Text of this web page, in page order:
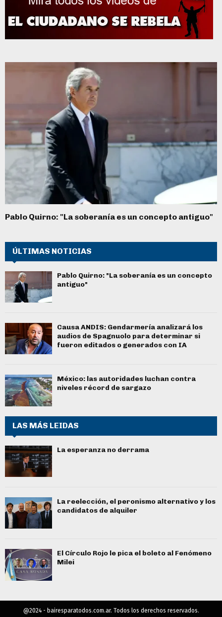
Pablo Quirno: "La soberanía es un concepto antiguo"
ÚLTIMAS NOTICIAS
Pablo Quirno: "La soberanía es un concepto
antiguo"
Causa ANDIS: Gendarmería analizará los
audios de Spagnuolo para determinar si
fueron editados o generados con IA
México: las autoridades luchan contra
niveles récord de sargazo
LAS MÁS LEIDAS
La esperanza no derrama
La reelección, el peronismo alternativo y los
candidatos de alquiler
El Círculo Rojo le pica el boleto al Fenómeno
Milei
@2024 - bairesparatodos.com.ar. Todos los derechos reservados.